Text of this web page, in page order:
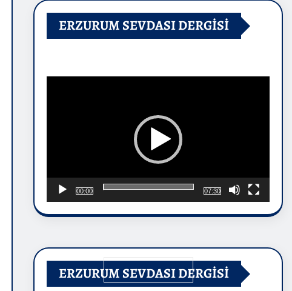
ERZURUM SEVDASI DERGİSİ
00:00 07:30
ERZURUM SEVDASI DERGİSİ